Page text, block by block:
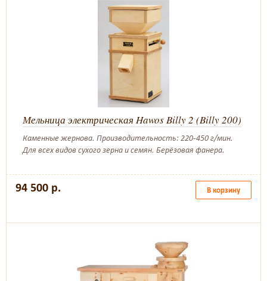
Мельница электрическая Hawos Billy 2 (Billy 200)
Каменные жернова. Производительность: 220-450 г/мин.
Для всех видов сухого зерна и семян. Берёзовая фанера.
94 500 р. В корзину